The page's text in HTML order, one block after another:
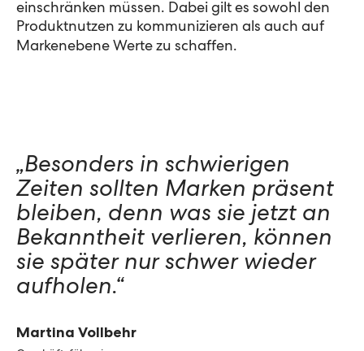
einschränken müssen. Dabei gilt es sowohl den
Produktnutzen zu kommunizieren als auch auf
Markenebene Werte zu schaffen.
„Besonders in schwierigen
Zeiten sollten Marken präsent
bleiben, denn was sie jetzt an
Bekanntheit verlieren, können
sie später nur schwer wieder
aufholen.“
Martina Vollbehr